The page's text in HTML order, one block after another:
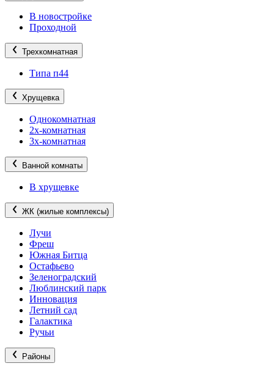
В новостройке
Проходной
Трехкомнатная
Типа п44
Хрущевка
Однокомнатная
2х-комнатная
3х-комнатная
Ванной комнаты
В хрущевке
ЖК (жилые комплексы)
Лучи
Фреш
Южная Битца
Остафьево
Зеленоградский
Люблинский парк
Инновация
Летний сад
Галактика
Ручьи
Районы